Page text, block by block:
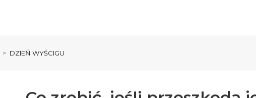
DZIEŃ WYŚCIGU